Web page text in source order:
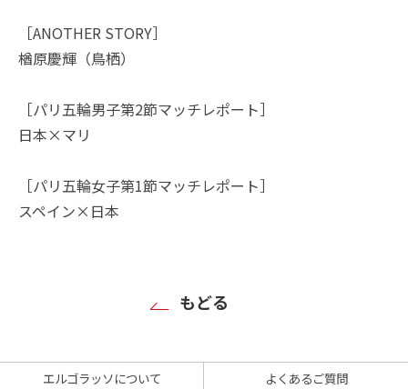
［ANOTHER STORY］
楢原慶輝（鳥栖）
［パリ五輪男子第2節マッチレポート］
日本×マリ
［パリ五輪女子第1節マッチレポート］
スペイン×日本
もどる
エルゴラッソについて よくあるご質問